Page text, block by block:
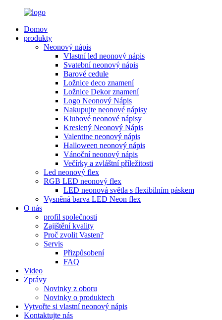
Domov
produkty
Neonový nápis
Vlastní led neonový nápis
Svatební neonový nápis
Barové cedule
Ložnice deco znamení
Ložnice Dekor znamení
Logo Neonový Nápis
Nakupujte neonové nápisy
Klubové neonové nápisy
Kreslený Neonový Nápis
Valentine neonový nápis
Halloween neonový nápis
Vánoční neonový nápis
Večírky a zvláštní příležitosti
Led neonový flex
RGB LED neonový flex
LED neonová světla s flexibilním páskem
Vysněná barva LED Neon flex
O nás
profil společnosti
Zajištění kvality
Proč zvolit Vasten?
Servis
Přizpůsobení
FAQ
Video
Zprávy
Novinky z oboru
Novinky o produktech
Vytvořte si vlastní neonový nápis
Kontaktujte nás